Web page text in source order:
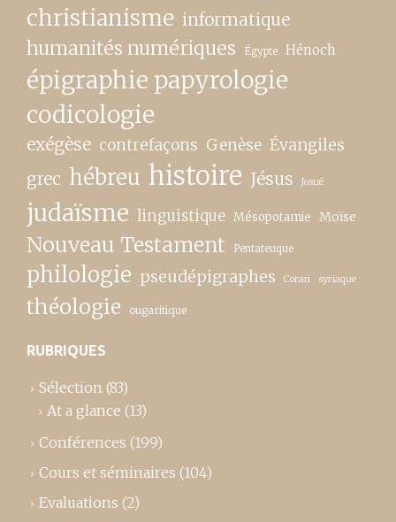
christianisme informatique
humanités numériques Égypte Hénoch
épigraphie papyrologie
codicologie
exégèse contrefaçons Genèse Évangiles
grec hébreu histoire Jésus Josué
judaïsme linguistique Mésopotamie Moïse
Nouveau Testament Pentateuque
philologie pseudépigraphes Coran syriaque
théologie ougaritique
RUBRIQUES
Sélection (83)
At a glance (13)
Conférences (199)
Cours et séminaires (104)
Evaluations (2)